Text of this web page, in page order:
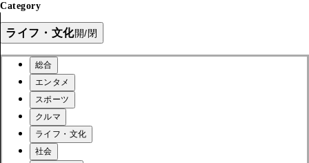
Category
ライフ・文化開/閉
総合
エンタメ
スポーツ
クルマ
ライフ・文化
社会